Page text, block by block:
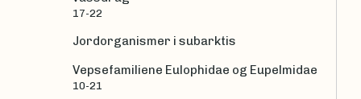
17-22
Jordorganismer i subarktis
Vepsefamiliene Eulophidae og Eupelmidae
10-21